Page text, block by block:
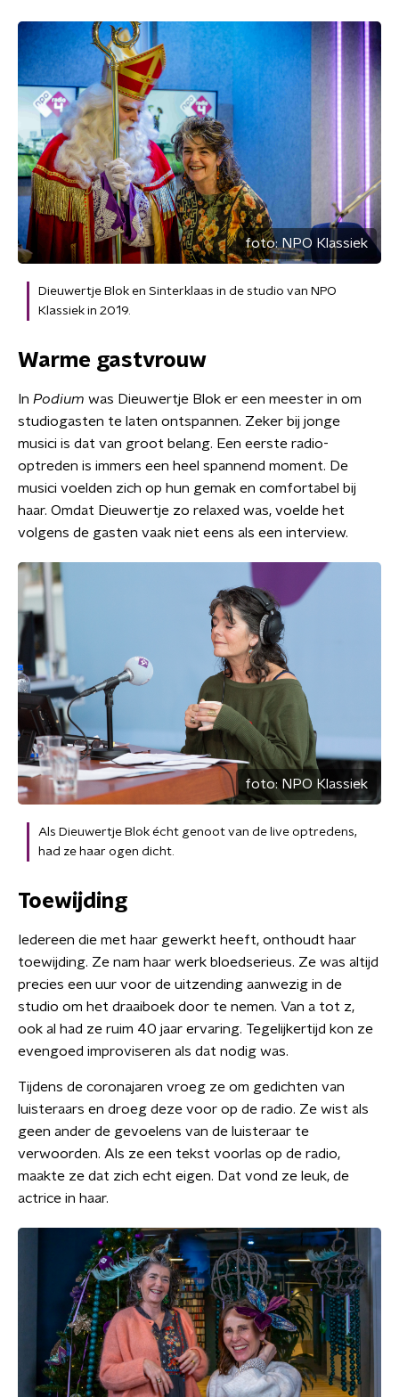
foto: NPO Klassiek
Dieuwertje Blok en Sinterklaas in de studio van NPO
Klassiek in 2019.
Warme gastvrouw
In Podium was Dieuwertje Blok er een meester in om
studiogasten te laten ontspannen. Zeker bij jonge
musici is dat van groot belang. Een eerste radio-
optreden is immers een heel spannend moment. De
musici voelden zich op hun gemak en comfortabel bij
haar. Omdat Dieuwertje zo relaxed was, voelde het
volgens de gasten vaak niet eens als een interview.
foto: NPO Klassiek
Als Dieuwertje Blok écht genoot van de live optredens,
had ze haar ogen dicht.
Toewijding
Iedereen die met haar gewerkt heeft, onthoudt haar
toewijding. Ze nam haar werk bloedserieus. Ze was altijd
precies een uur voor de uitzending aanwezig in de
studio om het draaiboek door te nemen. Van a tot z,
ook al had ze ruim 40 jaar ervaring. Tegelijkertijd kon ze
evengoed improviseren als dat nodig was.
Tijdens de coronajaren vroeg ze om gedichten van
luisteraars en droeg deze voor op de radio. Ze wist als
geen ander de gevoelens van de luisteraar te
verwoorden. Als ze een tekst voorlas op de radio,
maakte ze dat zich echt eigen. Dat vond ze leuk, de
actrice in haar.